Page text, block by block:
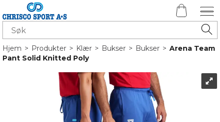
Hjem> Produkter> Klær> Bukser> Bukser>Arena Team
Pant Solid Knitted Poly